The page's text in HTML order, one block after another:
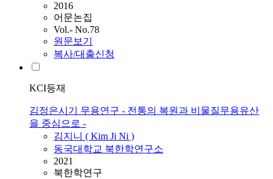
2016
어문논집
Vol.- No.78
원문보기
복사/대출신청
KCI등재
김정은시기 무용연구 - 전통의 복원과 비물질무용유산
을 중심으로 -
김지니 ( Kim Ji Ni )
동국대학교 북한학연구소
2021
북한학연구